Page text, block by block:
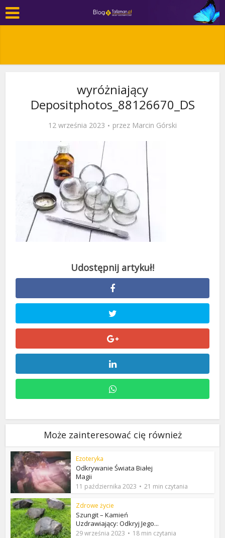
wyróżniający
Depositphotos_88126670_DS
12 września 2023 przez Marcin Górski
Może zainteresować cię również
Ezoteryka
Odkrywanie Świata Białej
Magii
11 października 2023 21 min czytania
Zdrowe życie
Szungit – Kamień
Uzdrawiający: Odkryj Jego...
29 września 2023 18 min czytania